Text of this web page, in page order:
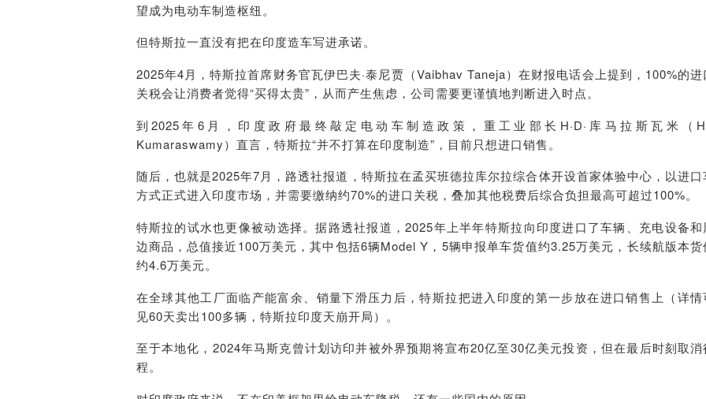
望成为电动车制造枢纽。
但特斯拉一直没有把在印度造车写进承诺。
2025年4月，特斯拉首席财务官瓦伊巴夫·泰尼贾（Vaibhav Taneja）在财报电话会上提到，100%的进
关税会让消费者觉得“买得太贵”，从而产生焦虑，公司需要更谨慎地判断进入时点。
到2025年6月，印度政府最终敲定电动车制造政策，重工业部长H·D·库马拉斯瓦米（
Kumaraswamy）直言，特斯拉“并不打算在印度制造”，目前只想进口销售。
随后，也就是2025年7月，路透社报道，特斯拉在孟买班德拉库尔拉综合体开设首家体验中心，以进口
方式正式进入印度市场，并需要缴纳约70%的进口关税，叠加其他税费后综合负担最高可超过100%。
特斯拉的试水也更像被动选择。据路透社报道，2025年上半年特斯拉向印度进口了车辆、充电设备和
边商品，总值接近100万美元，其中包括6辆Model Y，5辆申报单车货值约3.25万美元，长续航版本货
约4.6万美元。
在全球其他工厂面临产能富余、销量下滑压力后，特斯拉把进入印度的第一步放在进口销售上（详情
见60天卖出100多辆，特斯拉印度天崩开局）。
至于本地化，2024年马斯克曾计划访印并被外界预期将宣布20亿至30亿美元投资，但在最后时刻取消
程。